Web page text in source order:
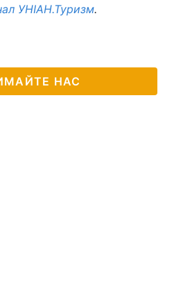
УНІАН.Туризм.
НАС